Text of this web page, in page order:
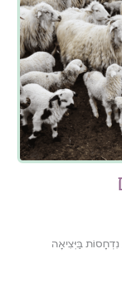
בַּיְּצִיאָה